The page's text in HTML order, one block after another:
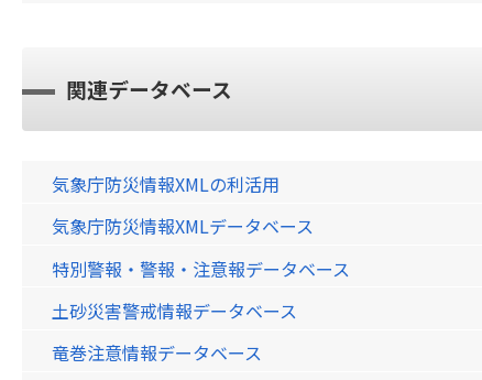
関連データベース
気象庁防災情報XMLの利活用
気象庁防災情報XMLデータベース
特別警報・警報・注意報データベース
土砂災害警戒情報データベース
竜巻注意情報データベース